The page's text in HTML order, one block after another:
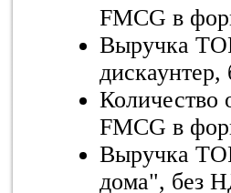
FMCG в
Выручка
Количество
FMCG в
Выручка
дома", без